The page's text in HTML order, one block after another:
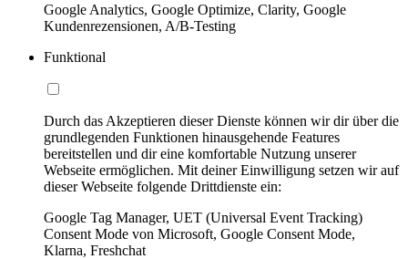
Google Analytics, Google Optimize, Clarity, Google
Kundenrezensionen, A/B-Testing
Funktional
Durch das Akzeptieren dieser Dienste können wir dir über die
grundlegenden Funktionen hinausgehende Features
bereitstellen und dir eine komfortable Nutzung unserer
Webseite ermöglichen. Mit deiner Einwilligung setzen wir auf
dieser Webseite folgende Drittdienste ein:
Google Tag Manager, UET (Universal Event Tracking)
Consent Mode von Microsoft, Google Consent Mode,
Klarna, Freshchat